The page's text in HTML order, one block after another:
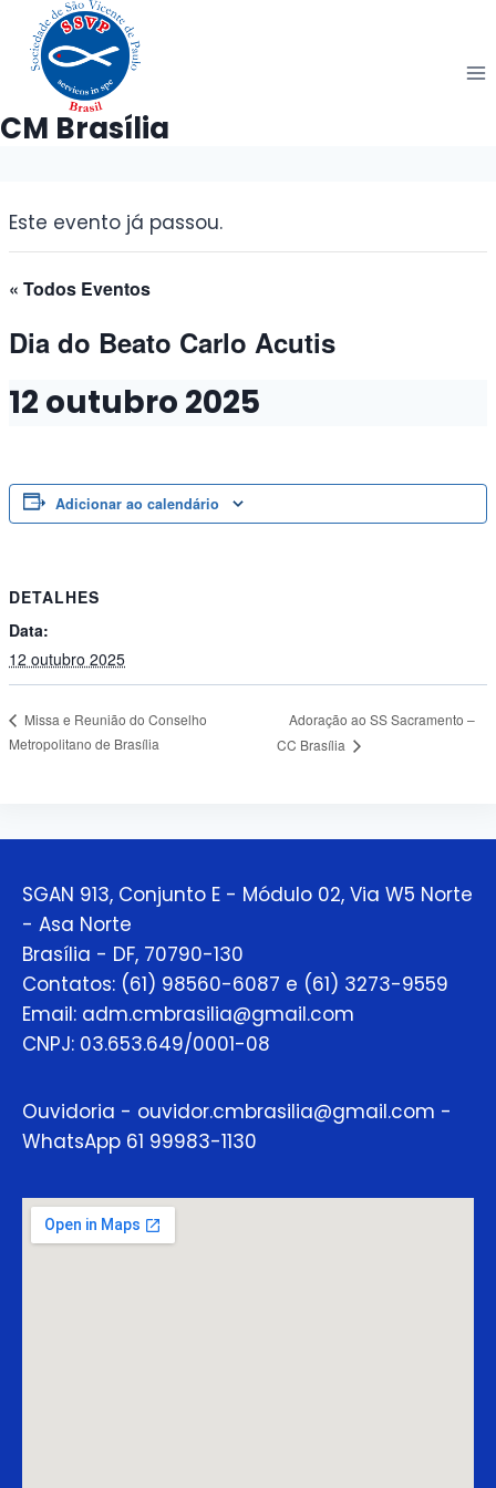
Pular
para
Conteúdo
CM Brasília
Este evento já passou.
« Todos Eventos
Dia do Beato Carlo Acutis
12 outubro 2025
Adicionar ao calendário
DETALHES
Data:
12 outubro 2025
Missa e Reunião do Conselho
Metropolitano de Brasília
Adoração ao SS Sacramento –
CC Brasília
SGAN 913, Conjunto E - Módulo 02, Via W5 Norte
- Asa Norte
Brasília - DF, 70790-130
Contatos: (61) 98560-6087 e (61) 3273-9559
Email: adm.cmbrasilia@gmail.com
CNPJ: 03.653.649/0001-08
Ouvidoria - ouvidor.cmbrasilia@gmail.com -
WhatsApp 61 99983-1130